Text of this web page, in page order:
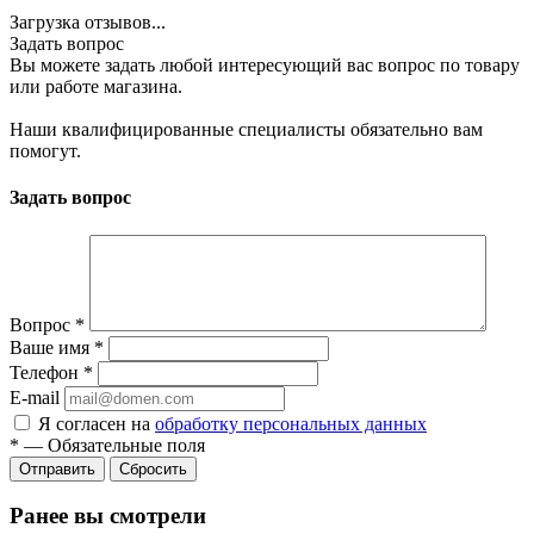
Загрузка отзывов...
Задать вопрос
Вы можете задать любой интересующий вас вопрос по товару
или работе магазина.
Наши квалифицированные специалисты обязательно вам
помогут.
Задать вопрос
Вопрос *
Ваше имя *
Телефон *
E-mail
Я согласен на обработку персональных данных
* — Обязательные поля
Отправить Сбросить
Ранее вы смотрели